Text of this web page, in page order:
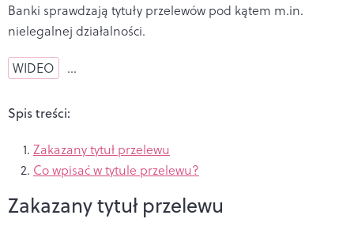
Banki sprawdzają tytuły przelewów pod kątem m.in.
nielegalnej działalności.
WIDEO …
Spis treści:
Zakazany tytuł przelewu
Co wpisać w tytule przelewu?
Zakazany tytuł przelewu